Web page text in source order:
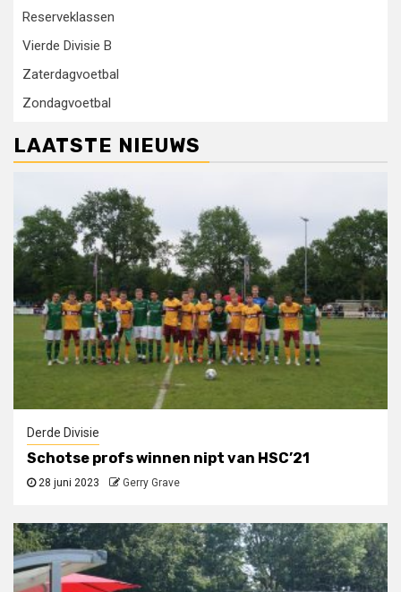
Reserveklassen
Vierde Divisie B
Zaterdagvoetbal
Zondagvoetbal
LAATSTE NIEUWS
Derde Divisie
Schotse profs winnen nipt van HSC’21
28 juni 2023 Gerry Grave